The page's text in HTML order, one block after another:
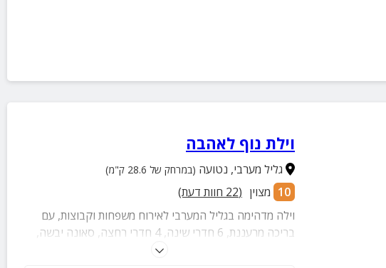
וילת נוף לאהבה
גליל מערבי, נטועה (במרחק של 28.6 ק"מ)
10 מצוין (
22 חוות דעת)
וילה מדהימה בגליל המערבי לאירוח משפחות וקבוצות, עם
בריכה מרעננת, 6 חדרי שינה, 4 חדרי רחצה, סאונה יבשה,
מתחם חוץ עם פינות ישיבה נוחות, נדנדות ועוד.